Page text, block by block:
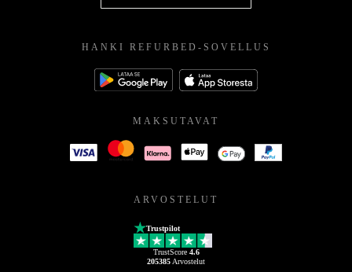
HANKI REFURBED-SOVELLUS
MAKSUTAVAT
ARVOSTELUT
Trustpilot
TrustScore 4.6
205385Arvostelut